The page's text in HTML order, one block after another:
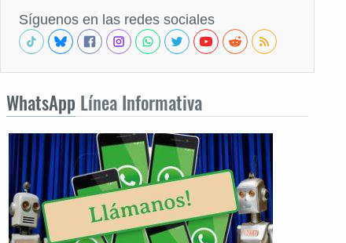
Síguenos en las redes sociales
WhatsApp Línea Informativa